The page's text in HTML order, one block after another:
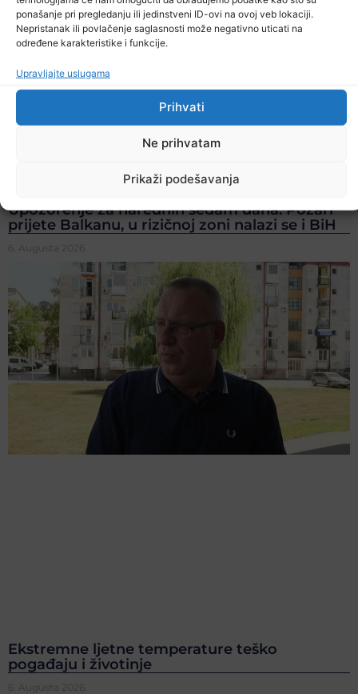
ponašanje pri pregledanju ili jedinstveni ID-ovi na ovoj veb lokaciji.
Nepristanak ili povlačenje saglasnosti može negativno uticati na
određene karakteristike i funkcije.
Upravljajte uslugama
Prihvati
Ne prihvatam
Prikaži podešavanja
Upozorenje za narednih sedam dana: Požari
prijete Balkanu, u rizičnoj zoni nalazi se i BiH
6. Augusta 2026.
Ekstremne ljetne temperature teško
pogađaju i životinje
6. Augusta 2026.